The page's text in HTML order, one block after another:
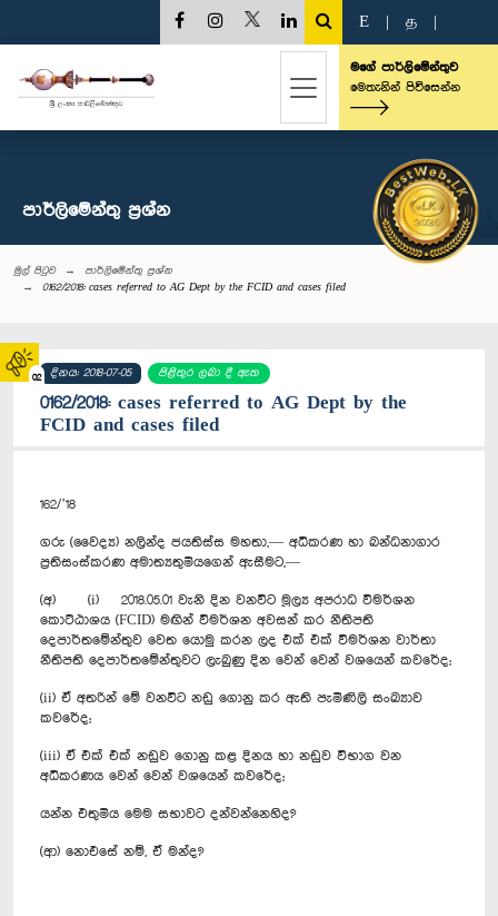
02
E த
මගේ පාර්ලිමේන්තුව
මෙතැනින් පිවිසෙන්න
පාර්ලි‌මේන්තු‌ ප්‍රශ්න
මුල් පිටුව
පාර්ලි‌මේන්තු‌ ප්‍රශ්න
0162/2018: cases referred to AG Dept by the FCID and cases filed
දිනය: 2018-07-05 පිළිතුර ලබා දී ඇත
0162/2018: cases referred to AG Dept by the
FCID and cases filed
162/’18
ගරු (වෛද්‍ය) නලින්ද ජයතිස්ස මහතා,— අධිකරණ හා බන්ධනාගාර
ප්‍රතිසංස්කරණ අමාත්‍යතුමියගෙන් ඇසීමට,—
(අ) (i) 2018.05.01 වැනි දින වනවිට මූල්‍ය අපරාධ විමර්ශන
කොට්ඨාශය (FCID) මඟින් විමර්ශන අවසන් කර නීතිපති
දෙපාර්තමේන්තුව වෙත යොමු කරන ලද එක් එක් විමර්ශන වාර්තා
නීතිපති දෙපාර්තමේන්තුවට ලැබුණු දින වෙන් වෙන් වශයෙන් කවරේද;
(ii) ඒ අතරින් මේ වනවිට නඩු ගොනු කර ඇති පැමිණිලි සංඛ්‍යාව
කවරේද;
(iii) ඒ එක් එක් නඩුව ගොනු කළ දිනය හා නඩුව විභාග වන
අධිකරණය වෙන් වෙන් වශයෙන් කවරේද;
යන්න එතුමිය මෙම සභාවට දන්වන්නෙහිද?
(ආ) නොඑසේ නම්, ඒ මන්ද?